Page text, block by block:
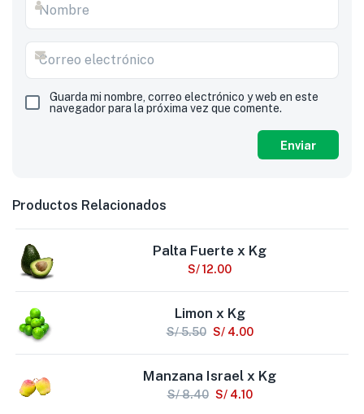
Guarda mi nombre, correo electrónico y web en este
navegador para la próxima vez que comente.
Productos Relacionados
Palta Fuerte x Kg
S/12.00
Limon x Kg
S/5.50 S/4.00
Manzana Israel x Kg
S/8.40 S/4.10